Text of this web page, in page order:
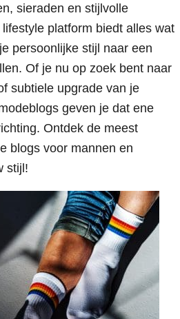
sieraden en stijlvolle
platform biedt alles wat
persoonlijke stijl naar een
Of je nu op zoek bent naar
subtiele upgrade van je
geven je dat ene
Ontdek de meest
blogs voor mannen en
stijl!